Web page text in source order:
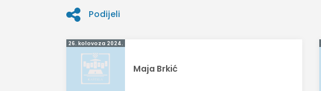
Podijeli
Navigacija
objava
26. kolovoza 2024.
Maja Brkić